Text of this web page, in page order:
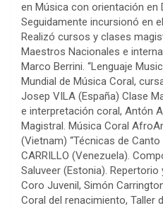
en Música con orientación en
Seguidamente incursionó en
Realizó cursos y clases
Maestros Nacionales e
Marco Berrini. “Lenguaje
Mundial de Música Coral,
Josep VILA (España) Clase
e interpretación coral, Antón
Magistral. Música Coral
(Vietnam) “Técnicas de
CARRILLO (Venezuela).
Saluveer (Estonia).
Coro Juvenil, Simón
Coral del renacimiento, Taller